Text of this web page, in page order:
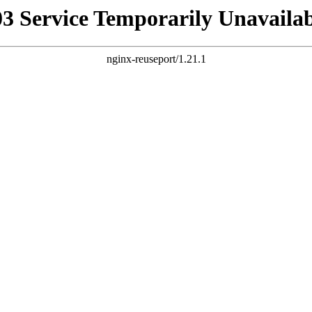
Service Temporarily
nginx-reuseport/1.21.1